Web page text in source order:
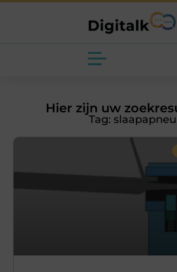
Hier zijn uw
Tag: slaapapneu